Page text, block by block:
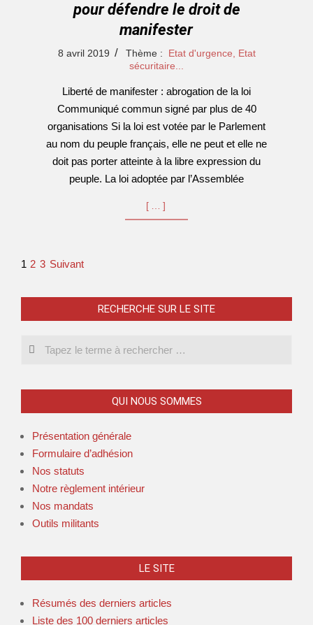
pour défendre le droit de
manifester
2019-8 avril 2019 Thème :
Etat d'urgence, Etat
sécuritaire...
Liberté de manifester : abrogation de la loi
Communiqué commun signé par plus de 40
organisations Si la loi est votée par le Parlement
au nom du peuple français, elle ne peut et elle ne
doit pas porter atteinte à la libre expression du
peuple. La loi adoptée par l’Assemblée
[…]
Pagination
publications
1 2 3 Suivant
RECHERCHE SUR LE SITE
QUI NOUS SOMMES
Présentation générale
Formulaire d’adhésion
Nos statuts
Notre règlement intérieur
Nos mandats
Outils militants
LE SITE
Résumés des derniers articles
Liste des 100 derniers articles